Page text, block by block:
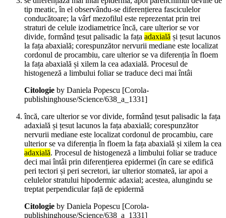
tip meatic, în el observându-se diferențierea fasciculelor
conducătoare; la vârf mezofilul este reprezentat prin trei
straturi de celule izodiametrice încă, care ulterior se vor
divide, formând țesut palisadic la fața adaxială și țesut lacunos
la fața abaxială; corespunzător nervurii mediane este localizat
cordonul de procambiu, care ulterior se va diferenția în floem
la fața abaxială și xilem la cea adaxială. Procesul de
histogeneză a limbului foliar se traduce deci mai întâi
Citologie by Daniela Popescu [Corola-
publishinghouse/Science/638_a_1331]
încă, care ulterior se vor divide, formând țesut palisadic la fața
adaxială și țesut lacunos la fața abaxială; corespunzător
nervurii mediane este localizat cordonul de procambiu, care
ulterior se va diferenția în floem la fața abaxială și xilem la cea
adaxială. Procesul de histogeneză a limbului foliar se traduce
deci mai întâi prin diferențierea epidermei (în care se edifică
peri tectori și peri secretori, iar ulterior stomateă, iar apoi a
celulelor stratului hipodermic adaxial; acestea, alungindu se
treptat perpendicular față de epidermă
Citologie by Daniela Popescu [Corola-
publishinghouse/Science/638_a_1331]